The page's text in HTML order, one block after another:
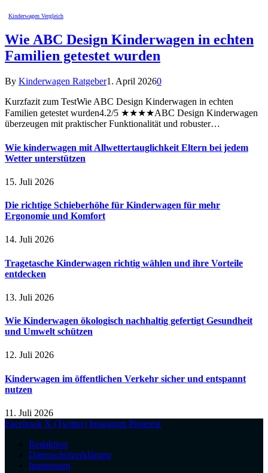
Kinderwagen Vergleich
Wie ABC Design Kinderwagen in echten
Familien getestet wurden
By Kinderwagen Ratgeber1. April 20260
Kurzfazit zum TestWie ABC Design Kinderwagen in echten
Familien getestet wurden4.2/5 ★★★★ABC Design Kinderwagen
überzeugen mit praktischer Funktionalität und robuster…
Wie kinderwagen mit Allwettertauglichkeit Eltern bei jedem
Wetter unterstützen
15. Juli 2026
Die richtige Schieberhöhe für Kinderwagen für mehr
Ergonomie und Komfort
14. Juli 2026
Tragetasche Kinderwagen richtig wählen und ihre Vorteile
entdecken
13. Juli 2026
Wie Kinderwagen ökologisch nachhaltig gefertigt Gesundheit
und Umwelt schützen
12. Juli 2026
Kinderwagen im öffentlichen Verkehr sicher und entspannt
nutzen
11. Juli 2026
Facebook X (Twitter) Instagram Pinterest
Redaktion
Datenschutzerklärung
Impressum